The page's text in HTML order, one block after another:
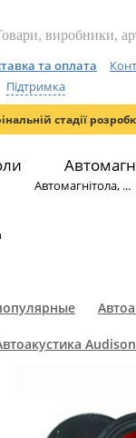
та оплата
Підтримка
стадії
Автомагнітола, ...
Audison